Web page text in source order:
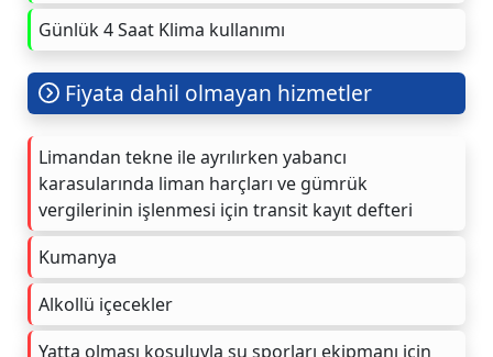
Günlük 4 Saat Klima kullanımı
Fiyata dahil olmayan hizmetler
Limandan tekne ile ayrılırken yabancı
karasularında liman harçları ve gümrük
vergilerinin işlenmesi için transit kayıt defteri
Kumanya
Alkollü içecekler
Yatta olması koşuluyla su sporları ekipmanı için